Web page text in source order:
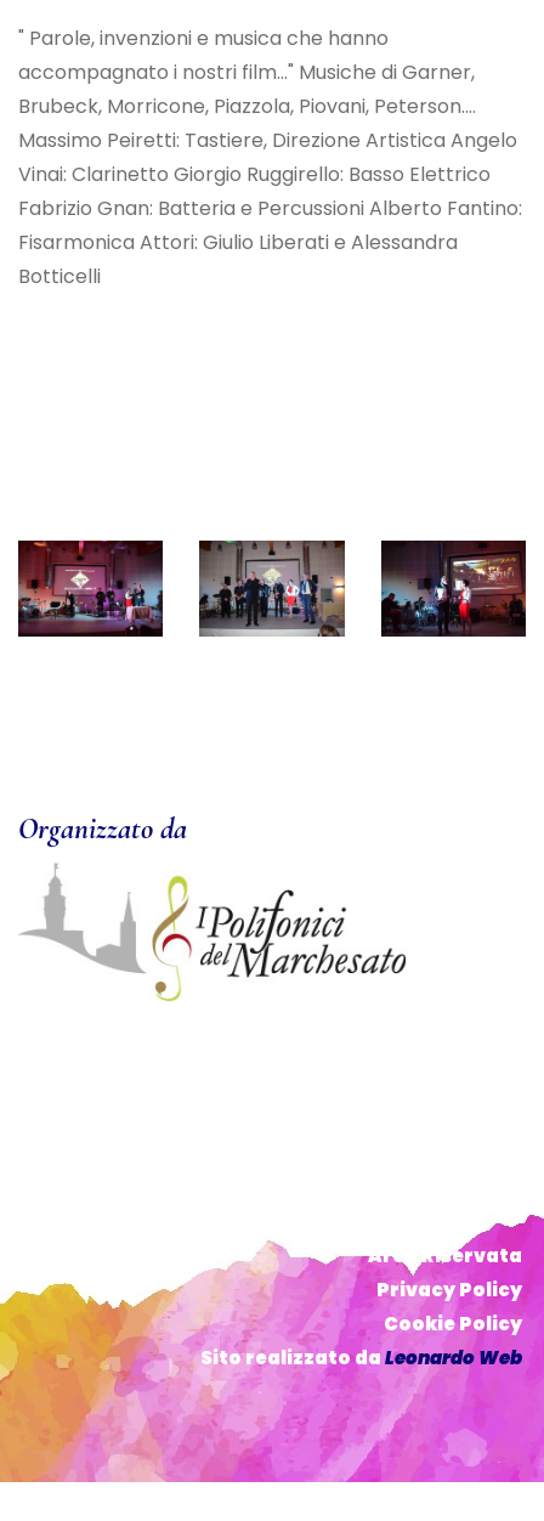
" Parole, invenzioni e musica che hanno
accompagnato i nostri film..." Musiche di Garner,
Brubeck, Morricone, Piazzola, Piovani, Peterson....
Massimo Peiretti: Tastiere, Direzione Artistica Angelo
Vinai: Clarinetto Giorgio Ruggirello: Basso Elettrico
Fabrizio Gnan: Batteria e Percussioni Alberto Fantino:
Fisarmonica Attori: Giulio Liberati e Alessandra
Botticelli
Organizzato da
Area Riservata
Privacy Policy
Cookie Policy
Sito realizzato daLeonardo Web